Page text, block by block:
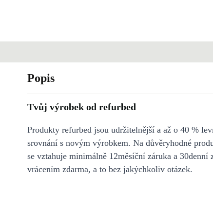
Popis
Tvůj výrobek od refurbed
Produkty refurbed jsou udržitelnější a až o 40 %
srovnání s novým výrobkem. Na důvěryhodné
se vztahuje minimálně 12měsíční záruka a 30denní
vrácením zdarma, a to bez jakýchkoliv otázek.